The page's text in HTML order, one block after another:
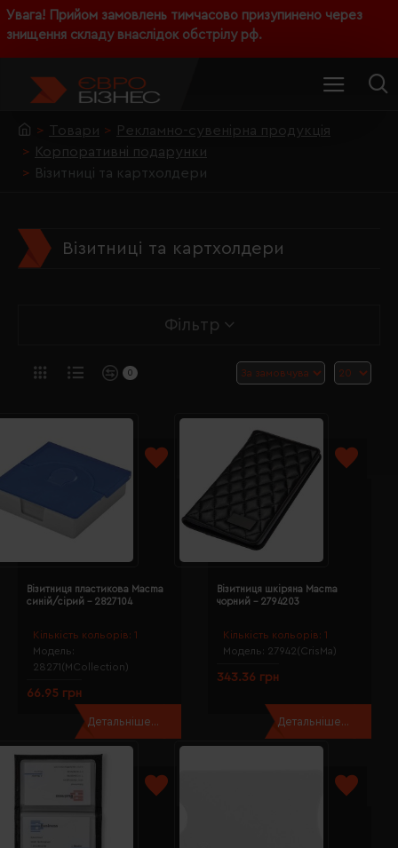
Увага! Прийом замовлень тимчасово призупинено через
знищення складу внаслідок обстрілу рф.
Товари
Рекламно-сувенірна продукція
Корпоративні подарунки
Візитниці та картхолдери
Візитниці та картхолдери
Фільтр
0
Кількість кольорів: 1
Модель:
28271(MCollection)
Візитниця пластикова Macma
синій/сірий - 2827104
66.95 грн
Детальніше...
Кількість кольорів: 1
Модель: 27942(CrisMa)
Візитниця шкіряна Macma
чорний - 2794203
343.36 грн
Детальніше...